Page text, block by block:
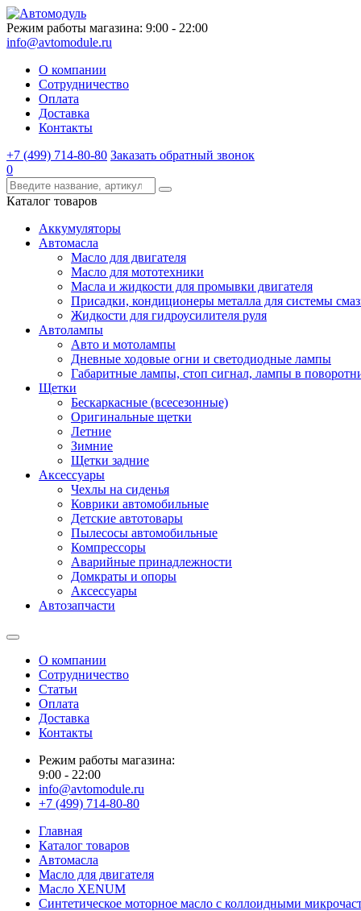
Режим работы магазина: 9:00 - 22:00
info@avtomodule.ru
О компании
Сотрудничество
Оплата
Доставка
Контакты
+7 (499) 714-80-80 Заказать обратный звонок
0
Каталог товаров
Аккумуляторы
Автомасла
Масло для двигателя
Масло для мототехники
Масла и жидкости для промывки двигателя
Присадки, кондиционеры металла для системы
Жидкости для гидроусилителя руля
Автолампы
Авто и мотолампы
Дневные ходовые огни и светодиодные лампы
Габаритные лампы, стоп сигнал, лампы в
Щетки
Бескаркасные (всесезонные)
Оригинальные щетки
Летние
Зимние
Щетки задние
Аксессуары
Чехлы на сиденья
Коврики автомобильные
Детские автотовары
Пылесосы автомобильные
Компрессоры
Аварийные принадлежности
Домкраты и опоры
Аксессуары
Автозапчасти
О компании
Сотрудничество
Статьи
Оплата
Доставка
Контакты
Режим работы магазина:
9:00 - 22:00
info@avtomodule.ru
+7 (499) 714-80-80
Главная
Каталог товаров
Автомасла
Масло для двигателя
Масло XENUM
Синтетическое моторное масло с коллоидными